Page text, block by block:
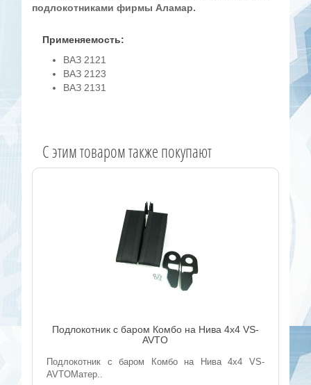
подлокотниками фирмы Аламар.
Применяемость:
ВАЗ 2121
ВАЗ 2123
ВАЗ 2131
C этим товаром также покупают
Подлокотник с баром Комбо на Нива 4x4 VS-
AVTO
Подлокотник с баром Комбо на Нива 4x4 VS-
AVTOМатер..